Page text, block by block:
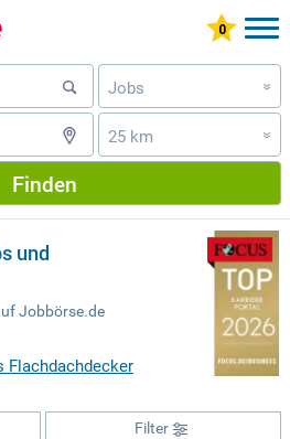
Jobs »
25 km »
Finden
und
Jobbörse.de
Flachdachdecker
Filter